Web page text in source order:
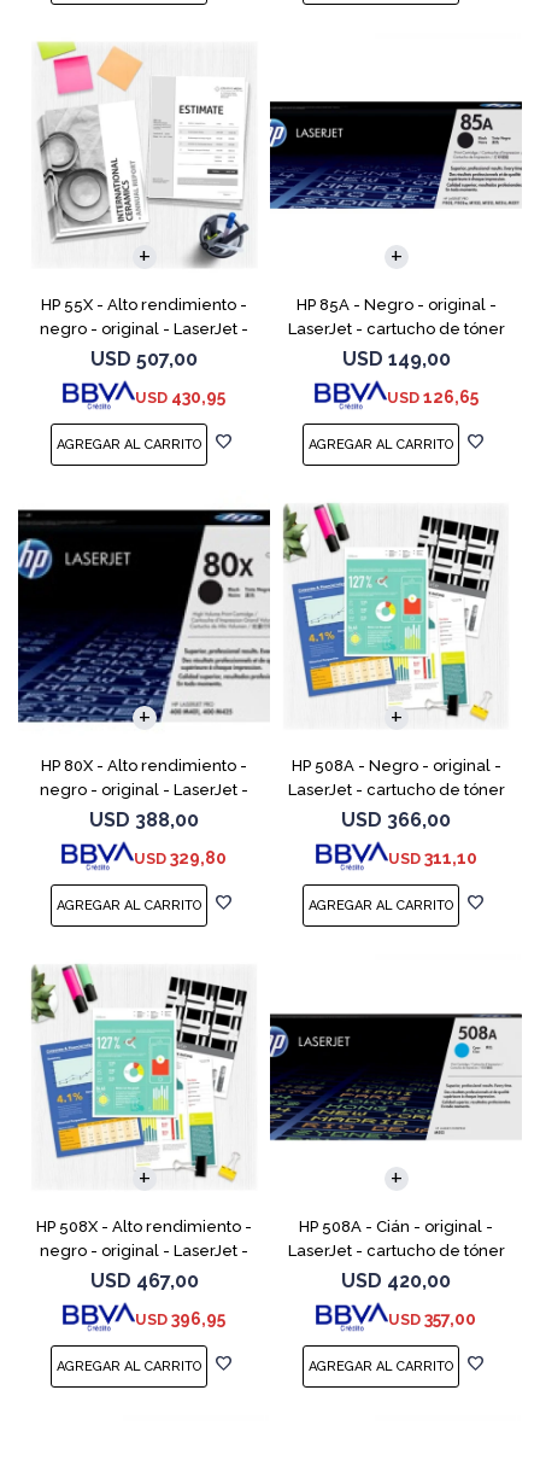
HP 55X - Alto rendimiento -
negro - original - LaserJet -
cartucho de tóner (CE255X) -
para LaserJet Enterprise MFP
M525; LaserJ
USD 507,00
USD 430,95
HP 85A - Negro - original -
LaserJet - cartucho de tóner
(CE285A) - para LaserJet Pro
M1132 MFP, M1212nf MFP,
M1217nfw MFP, P110
USD 149,00
USD 126,65
HP 80X - Alto rendimiento -
negro - original - LaserJet -
cartucho de tóner (CF280X) -
para LaserJet Pro 400 M401,
MFP M425
USD 388,00
USD 329,80
HP 508A - Negro - original -
LaserJet - cartucho de tóner
(CF360A) - para Color
LaserJet Enterprise MFP M577;
LaserJet Enterpris
USD 366,00
USD 311,10
HP 508X - Alto rendimiento -
negro - original - LaserJet -
cartucho de tóner (CF360X) -
para Color LaserJet
Enterprise MFP M577;
USD 467,00
USD 396,95
HP 508A - Cián - original -
LaserJet - cartucho de tóner
(CF361A) - para Color
LaserJet Enterprise MFP M577;
LaserJet Enterprise
USD 420,00
USD 357,00